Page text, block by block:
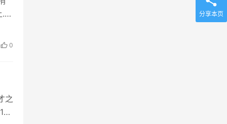
.
0
之
分享本页